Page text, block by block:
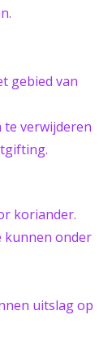
gebied van
te verwijderen
koriander.
kunnen onder
uitslag op